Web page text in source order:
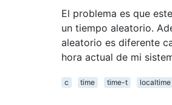
El problema es que
un tiempo aleatorio.
aleatorio es diferente
hora actual de mi
c time time-t
localtime